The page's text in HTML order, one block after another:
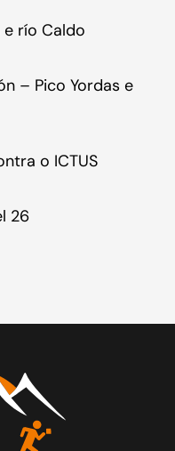
río Caldo
– Pico Yordas e
o ICTUS
26